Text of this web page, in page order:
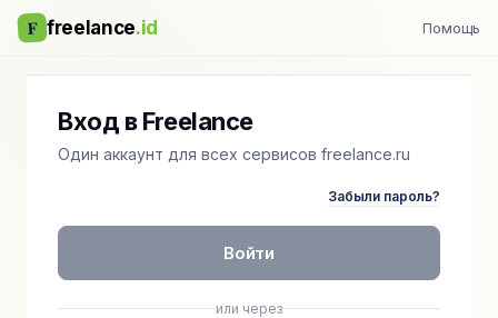
F freelance.id Помощь
Вход в Freelance
Один аккаунт для всех сервисов freelance.ru
Забыли пароль?
Войти
или через